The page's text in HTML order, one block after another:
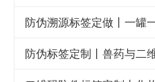
防伪溯源标签定做丨一罐
防伪标签定制丨兽药与二